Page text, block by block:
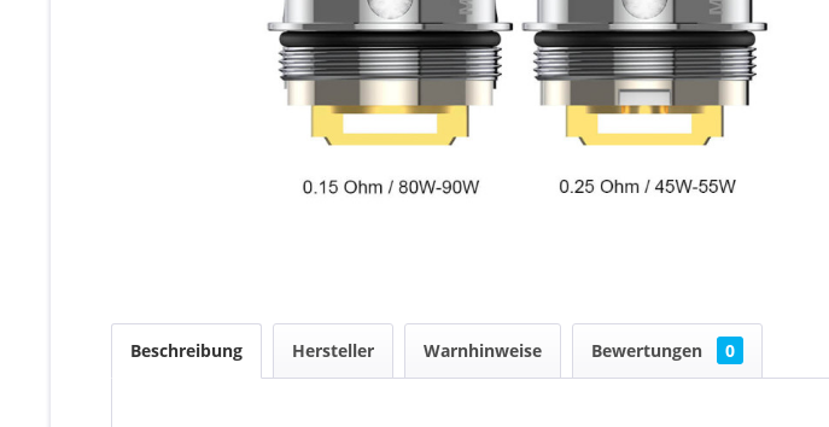
Beschreibung Hersteller Warnhinweise Bewertungen 0